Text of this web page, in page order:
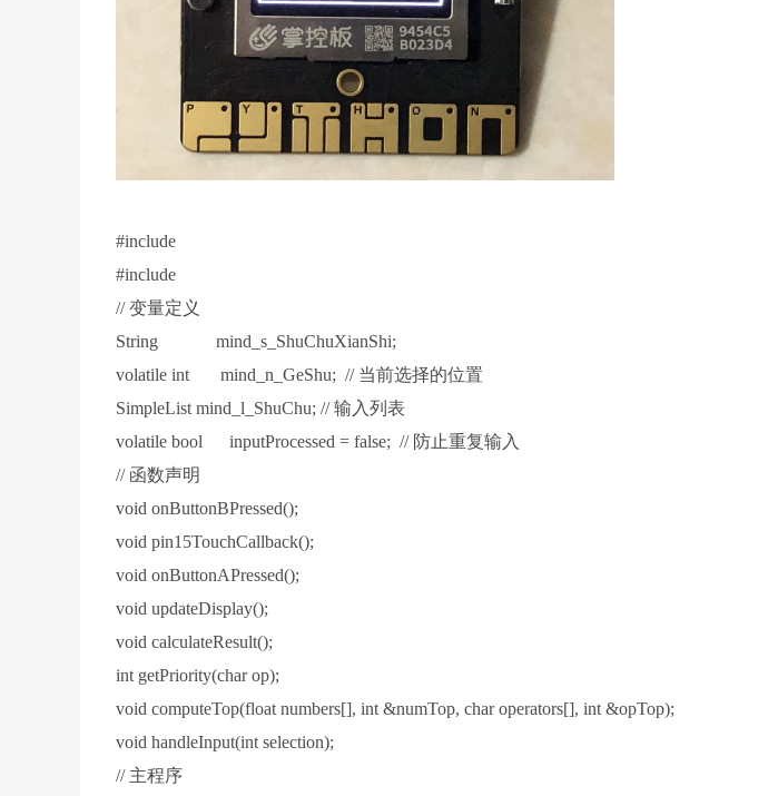
#include
#include
// 变量定义
String mind_s_ShuChuXianShi;
volatile int mind_n_GeShu; // 当前选择的位置
SimpleList mind_l_ShuChu; // 输入列表
volatile bool inputProcessed = false; // 防止重复输入
// 函数声明
void onButtonBPressed();
void pin15TouchCallback();
void onButtonAPressed();
void updateDisplay();
void calculateResult();
int getPriority(char op);
void computeTop(float numbers[], int &numTop, char operators[], int &opTop);
void handleInput(int selection);
// 主程序